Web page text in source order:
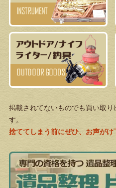
掲載されてないものでも買い取
す。
捨ててしまう前にぜひ、お声がけ